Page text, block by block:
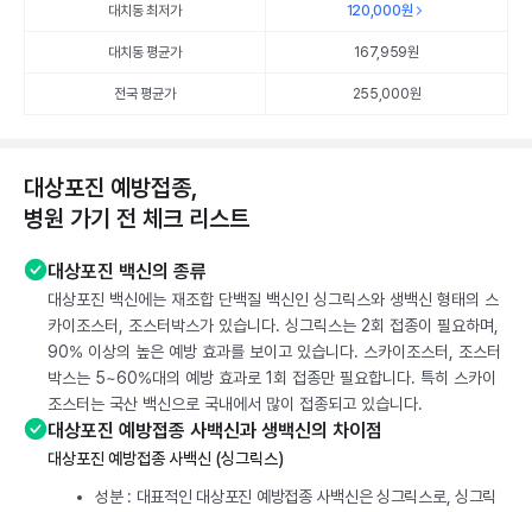
대치동 최저가 120,000원
대치동 평균가 167,959원
전국 평균가 255,000원
대상포진 예방접종,
병원 가기 전 체크 리스트
대상포진 백신의 종류
대상포진 백신에는 재조합 단백질 백신인 싱그릭스와 생백신 형태의 스
카이조스터, 조스터박스가 있습니다. 싱그릭스는 2회 접종이 필요하며,
90% 이상의 높은 예방 효과를 보이고 있습니다. 스카이조스터, 조스터
박스는 5~60%대의 예방 효과로 1회 접종만 필요합니다. 특히 스카이
조스터는 국산 백신으로 국내에서 많이 접종되고 있습니다.
대상포진 예방접종 사백신과 생백신의 차이점
대상포진 예방접종 사백신 (싱그릭스)
성분 : 대표적인 대상포진 예방접종 사백신은 싱그릭스로, 싱그릭